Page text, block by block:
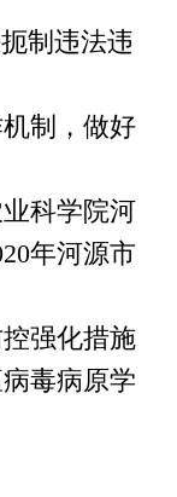
制违法违
制，做好
科学院河
年河源市
强化措施
毒病原学